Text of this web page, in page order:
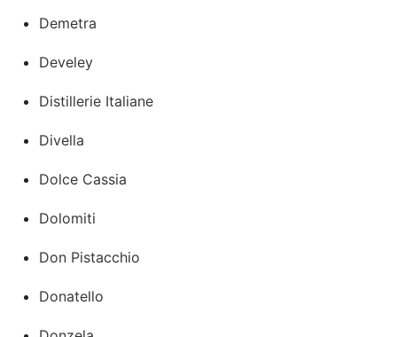
Demetra
Develey
Distillerie Italiane
Divella
Dolce Cassia
Dolomiti
Don Pistacchio
Donatello